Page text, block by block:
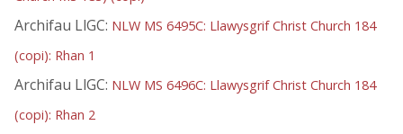
Archifau LlGC: NLW MS 6495C: Llawysgrif Christ Church 184
(copi): Rhan 1
Archifau LlGC: NLW MS 6496C: Llawysgrif Christ Church 184
(copi): Rhan 2